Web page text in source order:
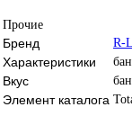
Прочие
Бренд R-
Характеристики
Вкус
Элемент каталога